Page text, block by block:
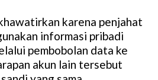
karena penjahat
informasi pribadi
pembobolan data ke
akun lain tersebut